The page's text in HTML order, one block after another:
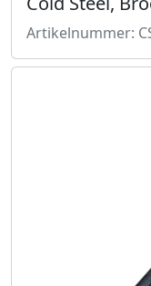
Artikelnummer: